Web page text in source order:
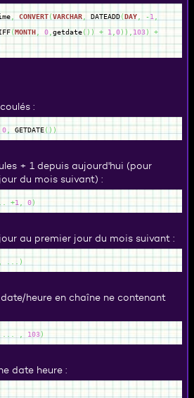
CONVERT(VARCHAR DATEADD(DAY -1
(MONTH 0 getdate( ) ) + 1 0) ) 103)
+
:
0 GETDATE( ) )
+ 1 depuis aujourd'hui (pour
du mois suivant) :
+1 0)
au premier jour du mois suivant :
)
heure en chaîne ne contenant
103)
date heure :